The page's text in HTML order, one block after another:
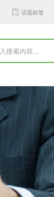
加拿大更新无
话题标签